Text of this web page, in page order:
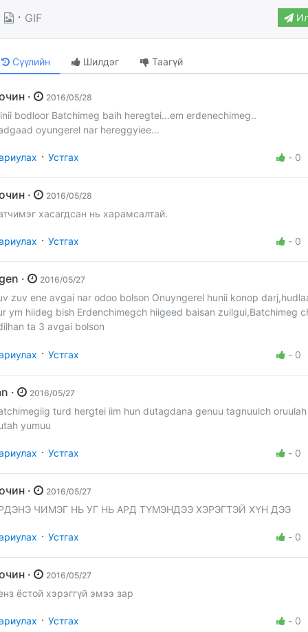
· GIF
Сүүлийн Шилдэг Таагүй
Зочин · 2016/05/28
bodloor Batchimeg baih heregtei...em erdenechimeg..
oyungerel nar hereggyiee...
· Устгах - 0
Зочин · 2016/05/28
хасагдсан нь харамсалтай.
· Устгах - 0
irgen · 2016/05/27
zuv ene avgai nar odoo bolson Onuyngerel hunii konop
ym hiideg bish Erdenchimegch hiigeed baisan zuilgui,Batchimeg
ta 3 avgai bolson
· Устгах - 0
mn · 2016/05/27
turd hergtei iim hun dutagdana genuu tagnuulch
yumuu
· Устгах - 0
Зочин · 2016/05/27
ЧИМЭГ НЬ УГ НЬ АРД ТҮМЭНДЭЭ ХЭРЭГТЭЙ ХҮН ДЭЭ
· Устгах - 0
Зочин · 2016/05/27
ёстой хэрэггүй эмээ зар
· Устгах - 0